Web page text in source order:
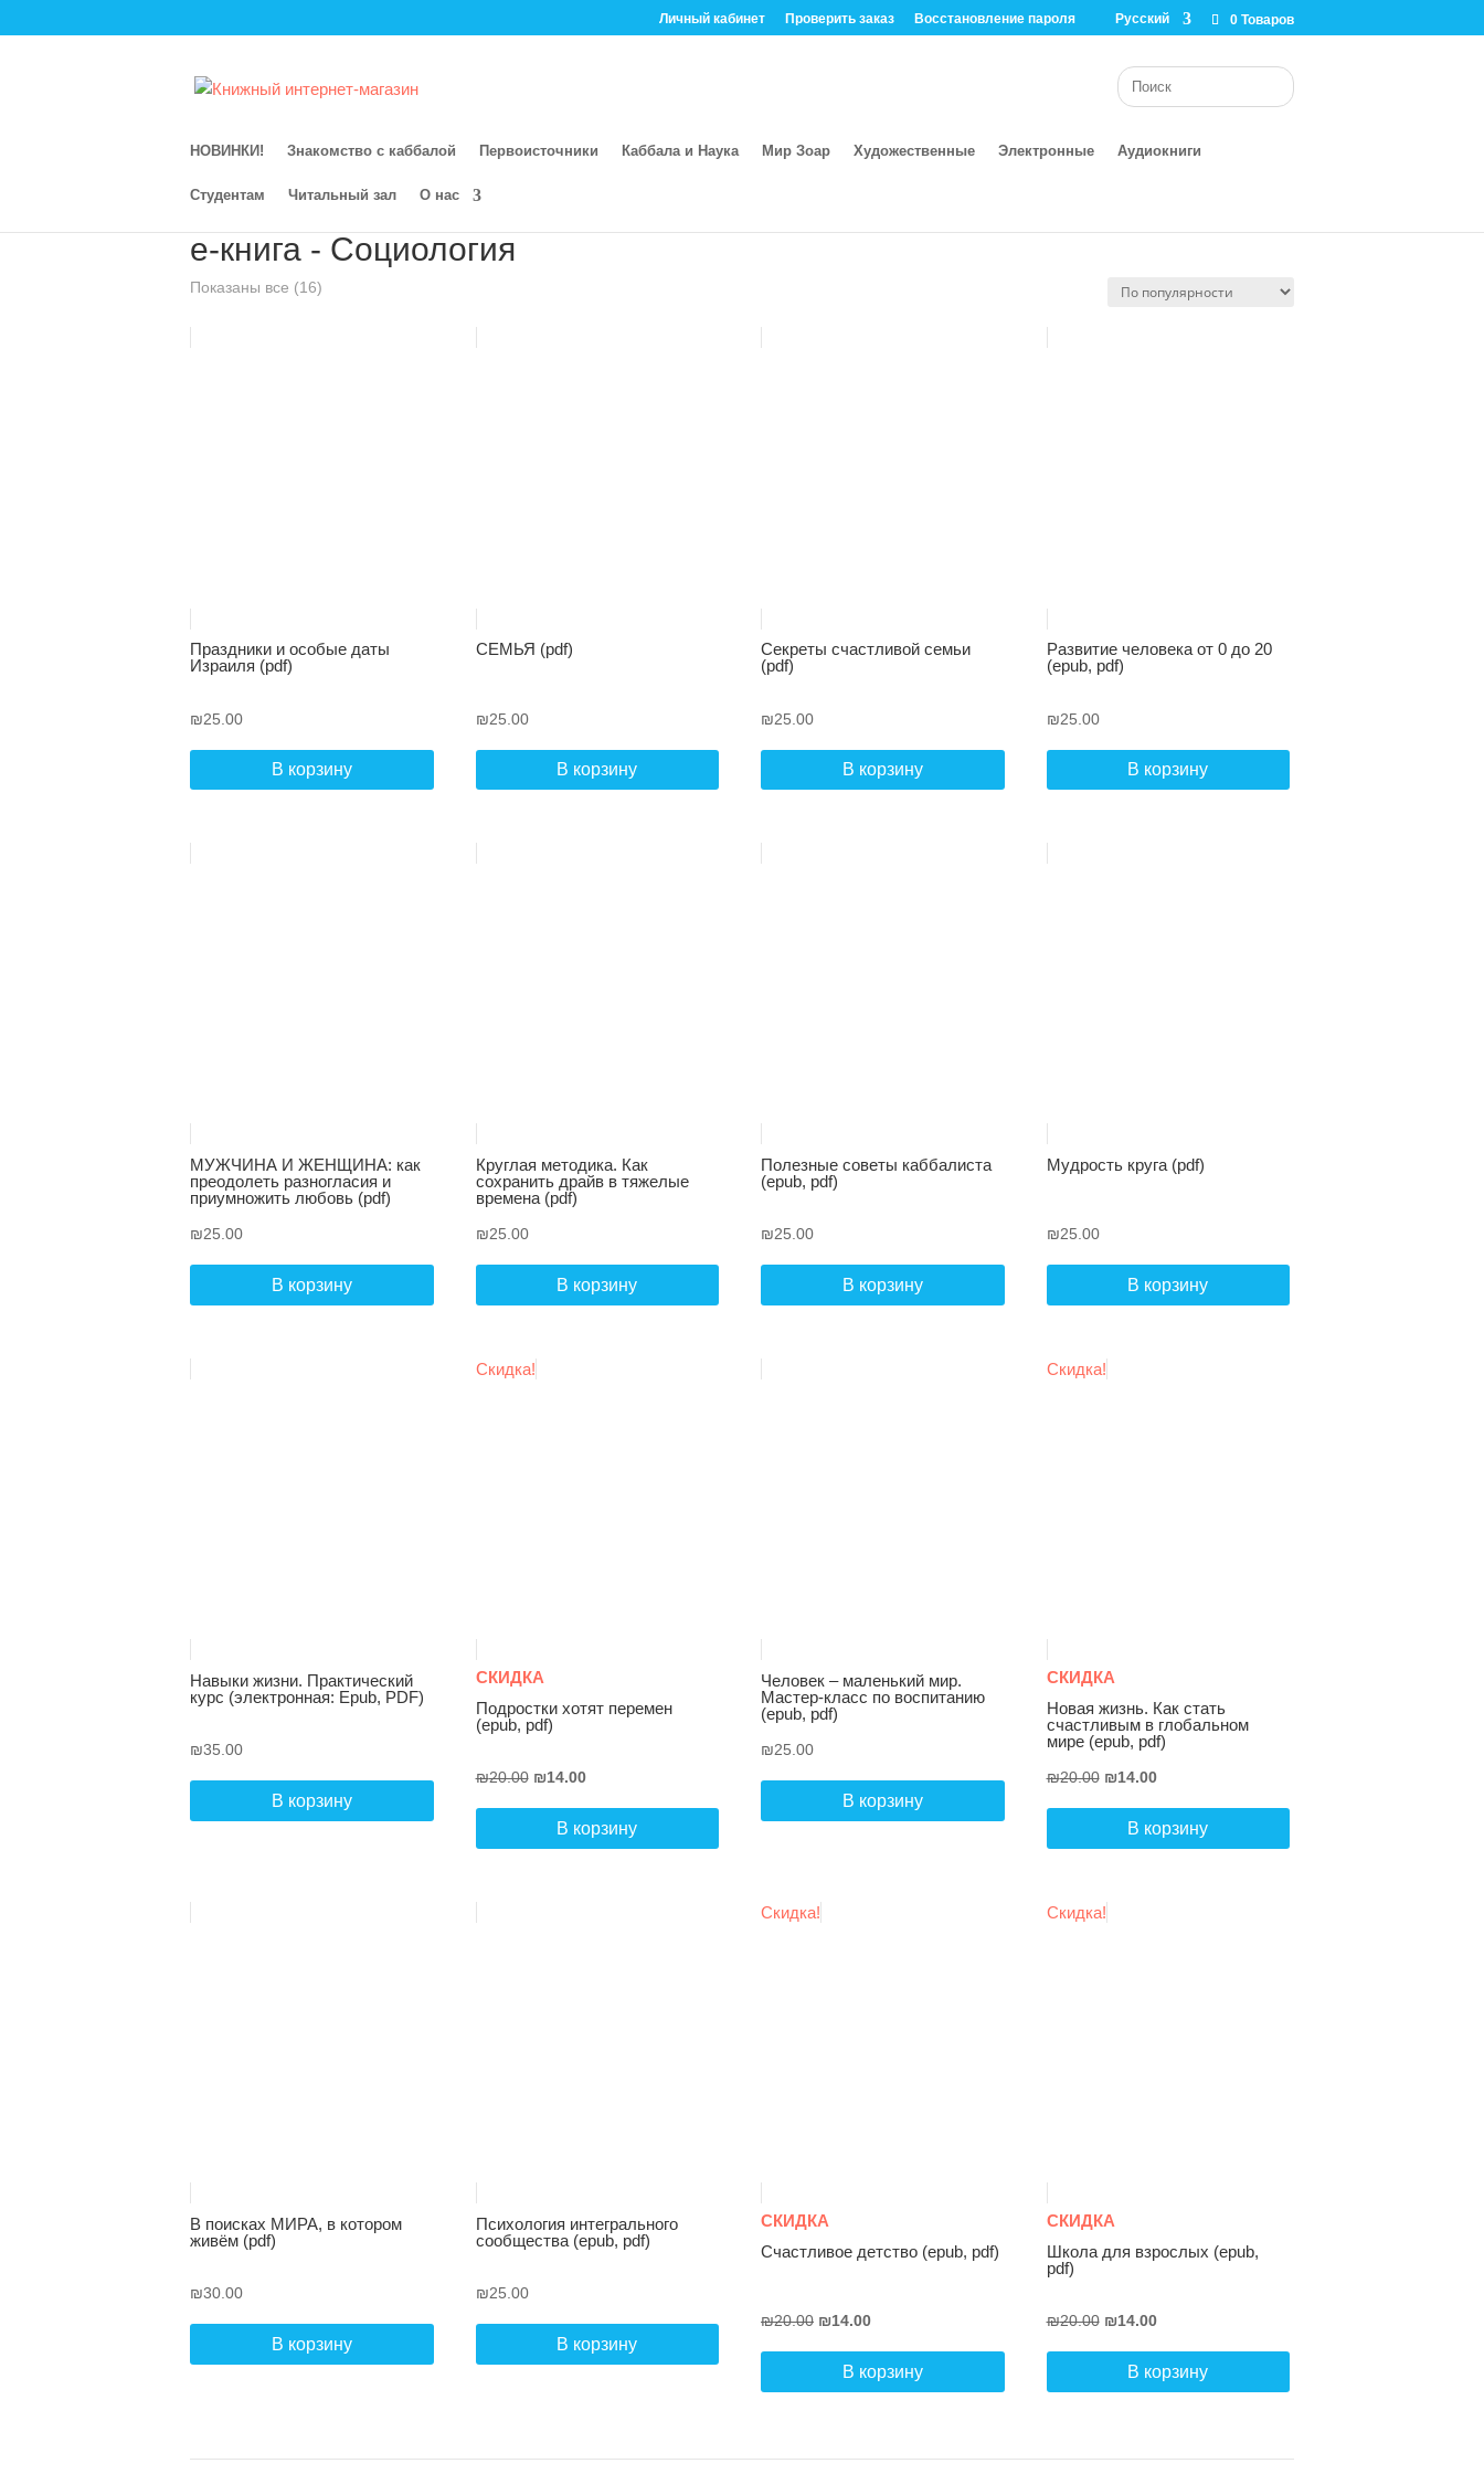
Личный кабинет Проверить заказ Восстановление пароля Русский 0 Товаров
НОВИНКИ! Знакомство с каббалой Первоисточники Каббала и Наука Мир Зоар Художественные Электронные Аудиокниги
Студентам Читальный зал О нас
Главная/ Магазин/Электронная книга
е-книга - Социология
Показаны все (16)
Праздники и особые даты
Израиля (pdf)
₪25.00
В корзину
СЕМЬЯ (pdf)
₪25.00
В корзину
Секреты счастливой семьи
(pdf)
₪25.00
В корзину
Развитие человека от 0 до 20
(epub, pdf)
₪25.00
В корзину
МУЖЧИНА И ЖЕНЩИНА: как
преодолеть разногласия и
приумножить любовь (pdf)
₪25.00
В корзину
Круглая методика. Как
сохранить драйв в тяжелые
времена (pdf)
₪25.00
В корзину
Полезные советы каббалиста
(epub, pdf)
₪25.00
В корзину
Мудрость круга (pdf)
₪25.00
В корзину
Навыки жизни. Практический
курс (электронная: Epub, PDF)
₪35.00
В корзину
Скидка!
СКИДКА
Подростки хотят перемен
(epub, pdf)
₪20.00 Первоначальная
составляла
₪20.00.
₪14.00Текущая
₪14.00.
В корзину
Человек – маленький мир.
Мастер-класс по воспитанию
(epub, pdf)
₪25.00
В корзину
Скидка!
СКИДКА
Новая жизнь. Как стать
счастливым в глобальном
мире (epub, pdf)
₪20.00 Первоначальная
составляла
₪20.00.
₪14.00Текущая
₪14.00.
В корзину
В поисках МИРА, в котором
живём (pdf)
₪30.00
В корзину
Психология интегрального
сообщества (epub, pdf)
₪25.00
В корзину
Скидка!
СКИДКА
Счастливое детство (epub, pdf)
₪20.00 Первоначальная
составляла
₪20.00.
₪14.00Текущая
₪14.00.
В корзину
Скидка!
СКИДКА
Школа для взрослых (epub,
pdf)
₪20.00 Первоначальная
составляла
₪20.00.
₪14.00Текущая
₪14.00.
В корзину